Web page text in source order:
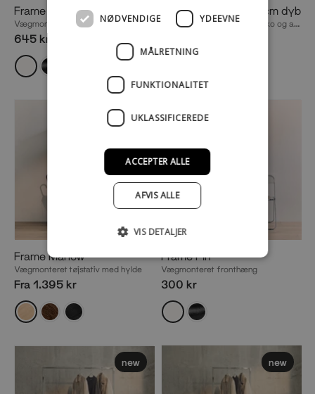
Frame Jolene
Vægmonteret tøjstaiv
645 kr
Frame Little John 15cm dyb
Hylde til bøger, plakater, deko og anden opbevaring
Frame Marlow
Vægmonteret tøjstativ med hylde
Fra 1.395 kr
Frame Pin
Vægmonteret fronthæng
300 kr
new new
NØDVENDIGE YDEEVNE
MÅLRETNING
FUNKTIONALITET
UKLASSIFICEREDE
ACCEPTER ALLE
AFVIS ALLE
VIS DETALJER